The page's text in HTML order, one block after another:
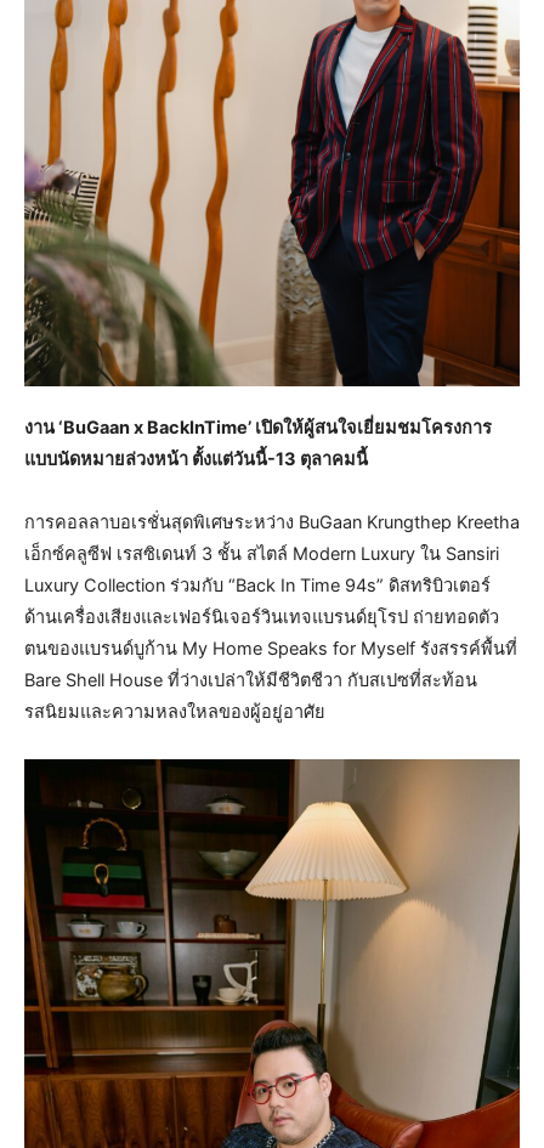
งาน ‘BuGaan x BackInTime’ เปิดให้ผู้สนใจเยี่ยมชมโครงการ
แบบนัดหมายล่วงหน้า ตั้งแต่วันนี้-13 ตุลาคมนี้
การคอลลาบอเรชั่นสุดพิเศษระหว่าง BuGaan Krungthep Kreetha
เอ็กซ์คลูซีฟ เรสซิเดนท์ 3 ชั้น สไตล์ Modern Luxury ใน Sansiri
Luxury Collection ร่วมกับ “Back In Time 94s” ดิสทริบิวเตอร์
ด้านเครื่องเสียงและเฟอร์นิเจอร์วินเทจแบรนด์ยุโรป ถ่ายทอดตัว
ตนของแบรนด์บูก้าน My Home Speaks for Myself รังสรรค์พื้นที่
Bare Shell House ที่ว่างเปล่าให้มีชีวิตชีวา กับสเปซที่สะท้อน
รสนิยมและความหลงใหลของผู้อยู่อาศัย